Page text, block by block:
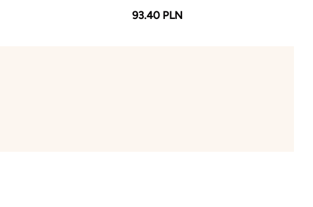
93.40 PLN